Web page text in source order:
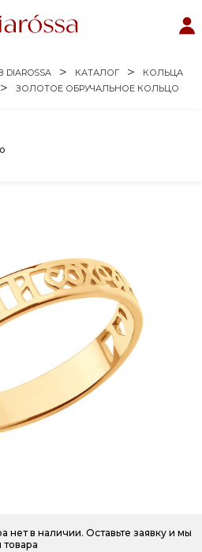
КАТАЛОГ
КОЛЬЦА
ЗОЛОТОЕ ОБРУЧАЛЬНОЕ КОЛЬЦО
нет в наличии. Оставьте заявку и мы